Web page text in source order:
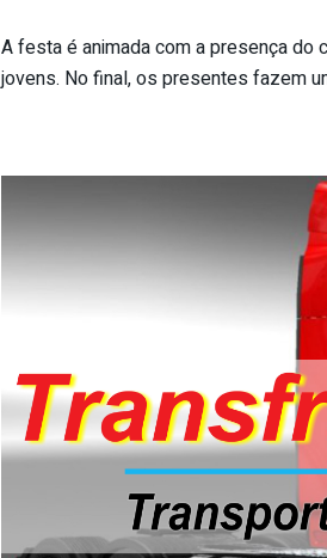
A festa é animada com a presença
jovens. No final, os presentes fazem